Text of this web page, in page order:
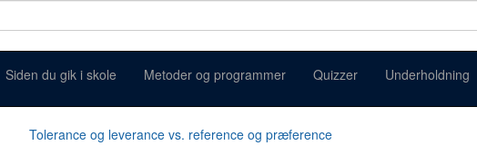
Siden du gik i skole Metoder og programmer Quizzer Underholdning
Tolerance og leverance vs. reference og præference